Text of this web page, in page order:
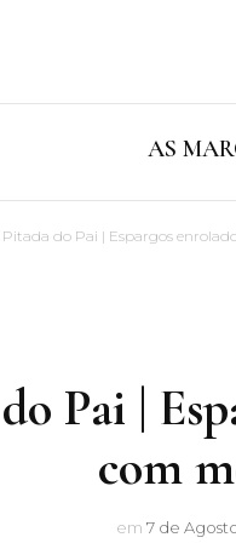
AS
Pitada do Pai | Espargos
Pai |
com
em 7 de